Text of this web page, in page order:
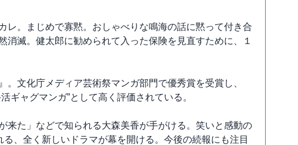
レ。まじめで寡黙。おしゃべりな鳴海の話に黙って付き合
滅。健太郎に勧められて入った保険を見直すために、１
文化庁メディア芸術祭マンガ部門で優秀賞を受賞し、
ギャグマンガ”として高く評価されている。
来た」などで知られる大森美香が手がける。笑いと感動の
、全く新しいドラマが幕を開ける。今後の続報にも注目